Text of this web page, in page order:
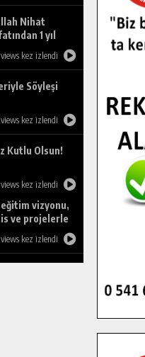
Nihat
1 yıl
tarafından
kez izlendi
Söyleşi
views kez izlendi
Kutlu Olsun!
views kez izlendi
eğitim vizyonu,
ve projelerle
views kez izlendi